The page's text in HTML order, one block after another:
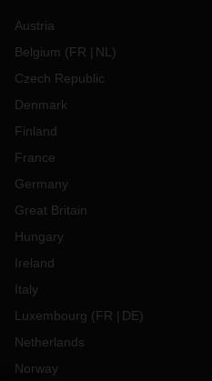
Austria
Belgium (FR NL )
Czech Republic
Denmark
Finland
France
Germany
Great Britain
Hungary
Ireland
Italy
Luxembourg (FR DE)
Netherlands
Norway